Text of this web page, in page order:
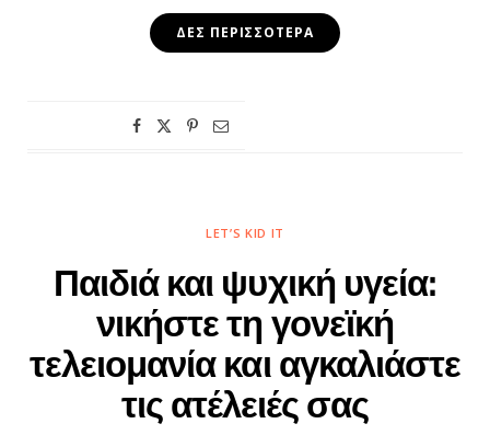
ΔΕΣ ΠΕΡΙΣΣΌΤΕΡΑ
LET’S KID IT
Παιδιά και ψυχική υγεία:
νικήστε τη γονεϊκή
τελειομανία και αγκαλιάστε
τις ατέλειές σας